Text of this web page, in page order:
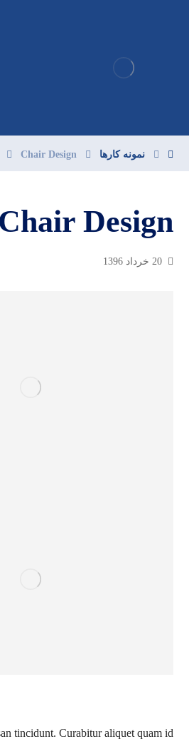
نمونه کارها Chair Design
Chair Design
20 خرداد 1396
tincidunt. Curabitur aliquet quam id